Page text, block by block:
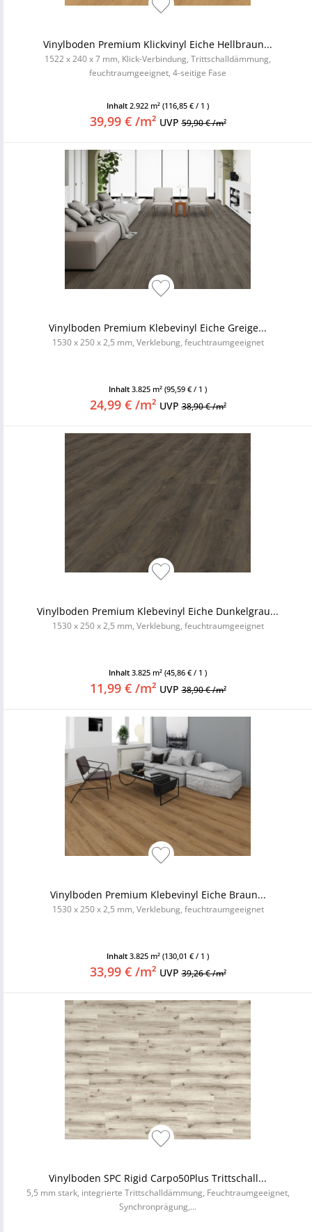
Vinylboden Premium Klickvinyl Eiche Hellbraun...
1522 x 240 x 7 mm, Klick-Verbindung, Trittschalldämmung,
feuchtraumgeeignet, 4-seitige Fase
Inhalt 2.922 m² (116,85 € / 1 )
39,99 € /m² UVP59,90 € /m²
Vinylboden Premium Klebevinyl Eiche Greige...
1530 x 250 x 2,5 mm, Verklebung, feuchtraumgeeignet
Inhalt 3.825 m² (95,59 € / 1 )
24,99 € /m² UVP38,90 € /m²
Vinylboden Premium Klebevinyl Eiche Dunkelgrau...
1530 x 250 x 2,5 mm, Verklebung, feuchtraumgeeignet
Inhalt 3.825 m² (45,86 € / 1 )
11,99 € /m² UVP38,90 € /m²
Vinylboden Premium Klebevinyl Eiche Braun...
1530 x 250 x 2,5 mm, Verklebung, feuchtraumgeeignet
Inhalt 3.825 m² (130,01 € / 1 )
33,99 € /m² UVP39,26 € /m²
Vinylboden SPC Rigid Carpo50Plus Trittschall...
5,5 mm stark, integrierte Trittschalldämmung, Feuchtraumgeeignet,
Synchronprägung,...